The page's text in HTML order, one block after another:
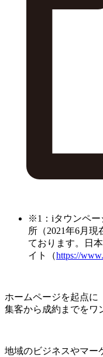
※1：iタウンペー
所（2021年6月
ております。日
イト（https://
ホームページを起点に
集客から成約までをワ
地域のビジネスやマー